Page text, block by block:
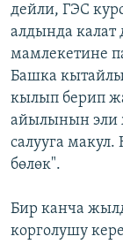
дейли, ГЭС
алдында калат
мамлекетине
Башка
кылып берип
айылынын эли
салууга
бөлөк".
Бир канча
корголушу